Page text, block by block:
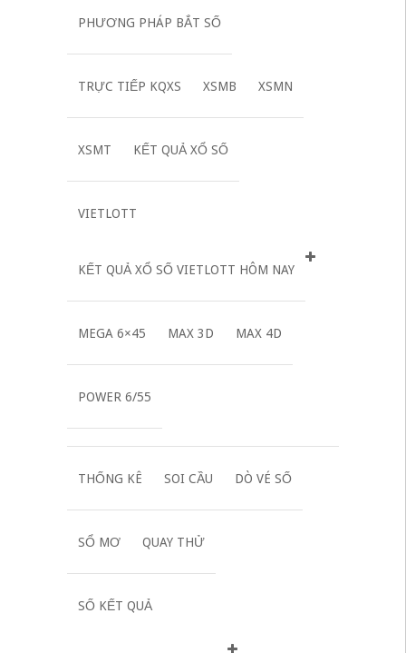
PHƯƠNG PHÁP BẮT SỐ
TRỰC TIẾP KQXS XSMB XSMN
XSMT KẾT QUẢ XỔ SỐ
VIETLOTT
KẾT QUẢ XỔ SỐ VIETLOTT HÔM NAY
MEGA 6×45 MAX 3D MAX 4D
POWER 6/55
THỐNG KÊ SOI CẦU DÒ VÉ SỐ
SỔ MƠ QUAY THỬ
SỐ KẾT QUẢ